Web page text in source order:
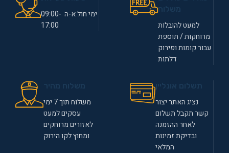
למעט להובלות
מרוחקות / תוספת
עבור קומות ופירוק
דלתות
ימי חול א-ה 09:00-
17:00
נציג האתר יצור
קשר תקבל תשלום
לאחר ההזמנה
ובדיקת זמינות
המלאי
משלוח תוך 7 ימי
עסקים למעט
לאזורים מרוחקים
ומחוץ לקו הירוק